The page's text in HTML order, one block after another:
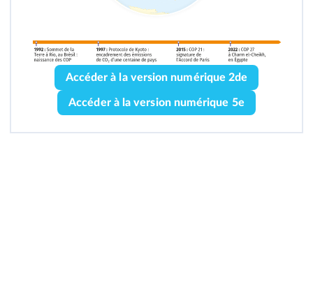
Accéder à la version numérique 2de
Accéder à la version numérique 5e